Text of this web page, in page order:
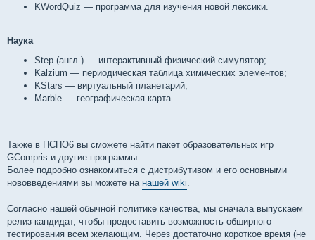
KWordQuiz — программа для изучения новой лексики.
Наука
Step (англ.) — интерактивный физический симулятор;
Kalzium — периодическая таблица химических элементов;
KStars — виртуальный планетарий;
Marble — географическая карта.
Также в ПСПО6 вы сможете найти пакет образовательных игр
GСompris и другие программы.
Более подробно ознакомиться с дистрибутивом и его основными
нововведениями вы можете на нашей wiki
Согласно нашей обычной политике качества, мы сначала выпускаем
релиз-кандидат, чтобы предоставить возможность обширного
тестирования всем желающим. Через достаточно короткое время (не